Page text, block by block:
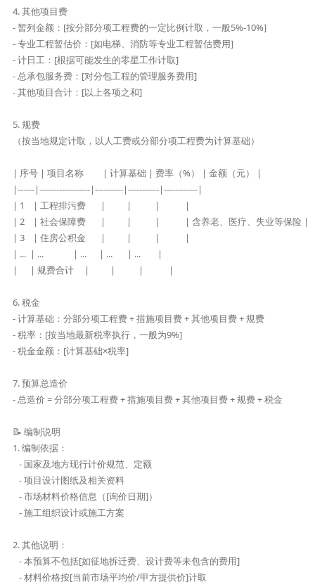
4. 其他项目费
- 暂列金额：[按分部分项工程费的一定比例计取，一般5%-10%]
- 专业工程暂估价：[如电梯、消防等专业工程暂估费用]
- 计日工：[根据可能发生的零星工作计取]
- 总承包服务费：[对分包工程的管理服务费用]
- 其他项目合计：[以上各项之和]
5. 规费
（按当地规定计取，以人工费或分部分项工程费为计算基础）
| 序号 | 项目名称         | 计算基础 | 费率（%） | 金额（元） |
|------|------------------|----------|-----------|------------|
| 1    | 工程排污费       |          |           |            |
| 2    | 社会保障费       |          |           |            | 含养老、医疗、失业等保险 |
| 3    | 住房公积金       |          |           |            |
| ...  | ...              | ...      | ...       | ...        |
|      | 规费合计     |          |           |            |
6. 税金
- 计算基础：分部分项工程费 + 措施项目费 + 其他项目费 + 规费
- 税率：[按当地最新税率执行，一般为9%]
- 税金金额：[计算基础×税率]
7. 预算总造价
- 总造价 = 分部分项工程费 + 措施项目费 + 其他项目费 + 规费 + 税金
📝 编制说明
1. 编制依据：
- 国家及地方现行计价规范、定额
- 项目设计图纸及相关资料
- 市场材料价格信息（[询价日期]）
- 施工组织设计或施工方案
2. 其他说明：
- 本预算不包括[如征地拆迁费、设计费等未包含的费用]
- 材料价格按[当前市场平均价/甲方提供价]计取